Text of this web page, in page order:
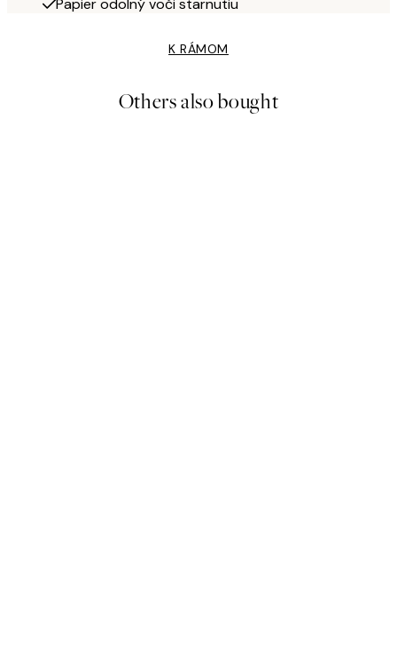
Papier odolný voči starnutiu
K RÁMOM
Others also bought